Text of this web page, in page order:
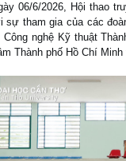
06/6/2026, Hội thao
sự tham gia của các
nghệ Kỹ thuật
Thành phố Hồ Chí